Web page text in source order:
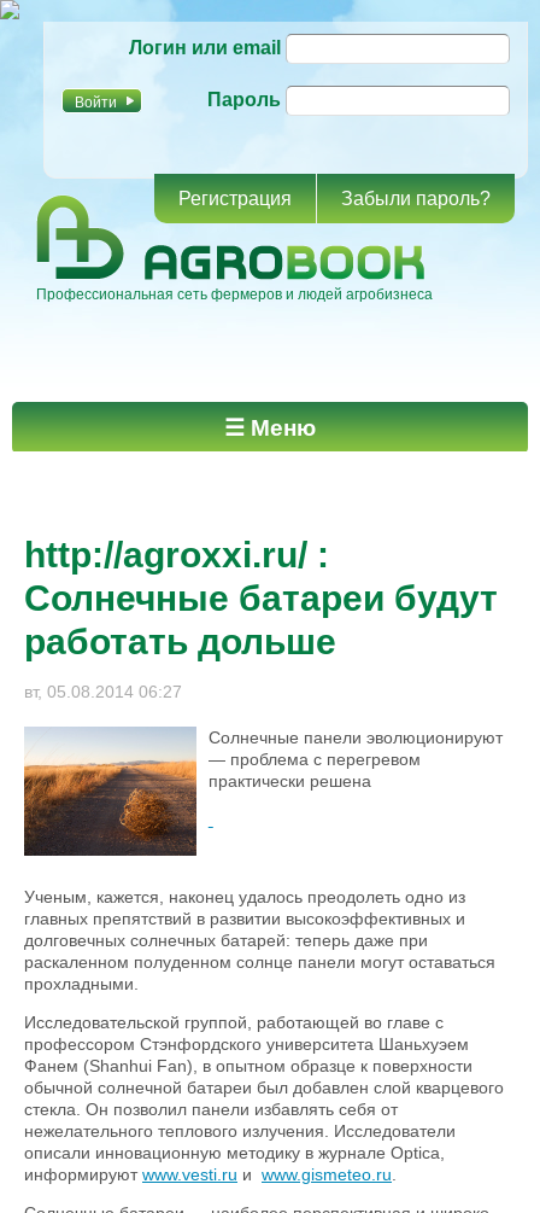
основному
Логин или email
Пароль
Регистрация Забыли пароль?
Профессиональная сеть фермеров и людей агробизнеса
Главное меню ☰ Меню
http://agroxxi.ru/ :
Солнечные батареи будут
работать дольше
вт, 05.08.2014 06:27
Солнечные панели эволюционируют
— проблема с перегревом
практически решена
Ученым, кажется, наконец удалось преодолеть одно из
главных препятствий в развитии высокоэффективных и
долговечных солнечных батарей: теперь даже при
раскаленном полуденном солнце панели могут оставаться
прохладными.
Исследовательской группой, работающей во главе с
профессором Стэнфордского университета Шаньхуэем
Фанем (Shanhui Fan), в опытном образце к поверхности
обычной солнечной батареи был добавлен слой кварцевого
стекла. Он позволил панели избавлять себя от
нежелательного теплового излучения. Исследователи
описали инновационную методику в журнале Optica,
информируютwww.vesti.ru и www.gismeteo.ru